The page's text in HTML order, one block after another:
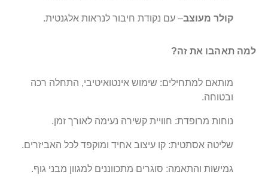
קולר מעוצב– עם נקודת חיבור לנראות אלגנטית.
למה תאהבו את זה?
מותאם למתחילים: שימוש אינטואיטיבי, התחלה רכה
ובטוחה.
נוחות מרופדת: חוויית קשירה נעימה לאורך זמן.
שליטה אסתטית: קו עיצוב אחיד ומוקפד לכל האביזרים.
גמישות והתאמה: סוגרים מתכווננים למגוון מבני גוף.